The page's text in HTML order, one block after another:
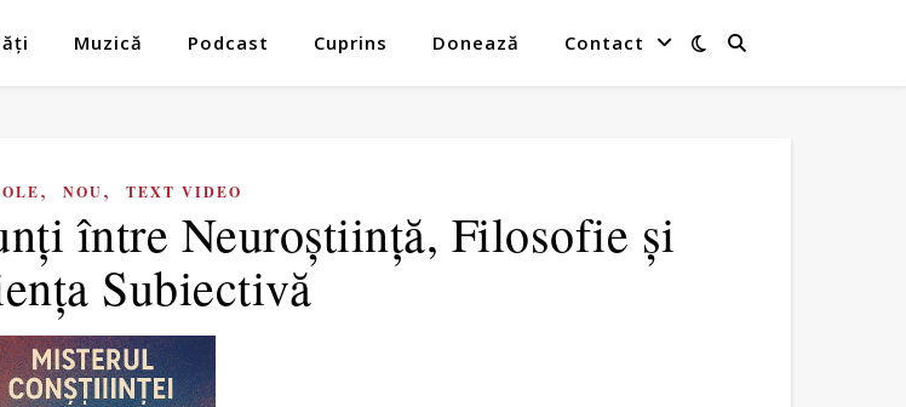
Muzică Podcast Cuprins Donează Contact
, NOU, TEXT VIDEO
între Neuroștiință, Filosofie și
Subiectivă